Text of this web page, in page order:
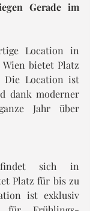
Gerade im
Location in
Wien bietet Platz
Die Location ist
dank moderner
Jahr über
sich in
Platz für bis zu
ist exklusiv